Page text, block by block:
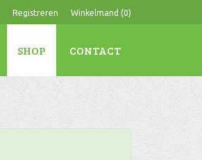
Registreren Winkelmand (0)
SHOP CONTACT